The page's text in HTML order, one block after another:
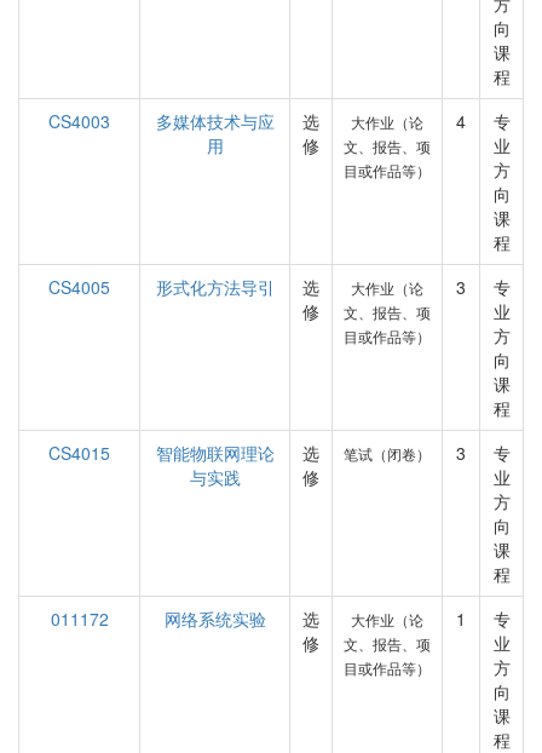
向
课
程
CS4003
多媒体技术与应
用
选
修
大作业（论
文、报告、项
目或作品等）
4
专
业
方
向
课
程
CS4005
形式化方法导引
选
修
大作业（论
文、报告、项
目或作品等）
3
专
业
方
向
课
程
CS4015
智能物联网理论
与实践
选
修
笔试（闭卷） 3
专
业
方
向
课
程
011172
网络系统实验
选
修
大作业（论
文、报告、项
目或作品等）
1
专
业
方
向
课
程